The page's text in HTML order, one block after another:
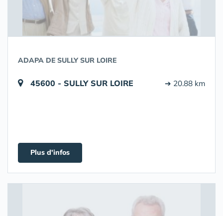
ADAPA DE SULLY SUR LOIRE
45600 - SULLY SUR LOIRE ➔ 20.88 km
Plus d'infos